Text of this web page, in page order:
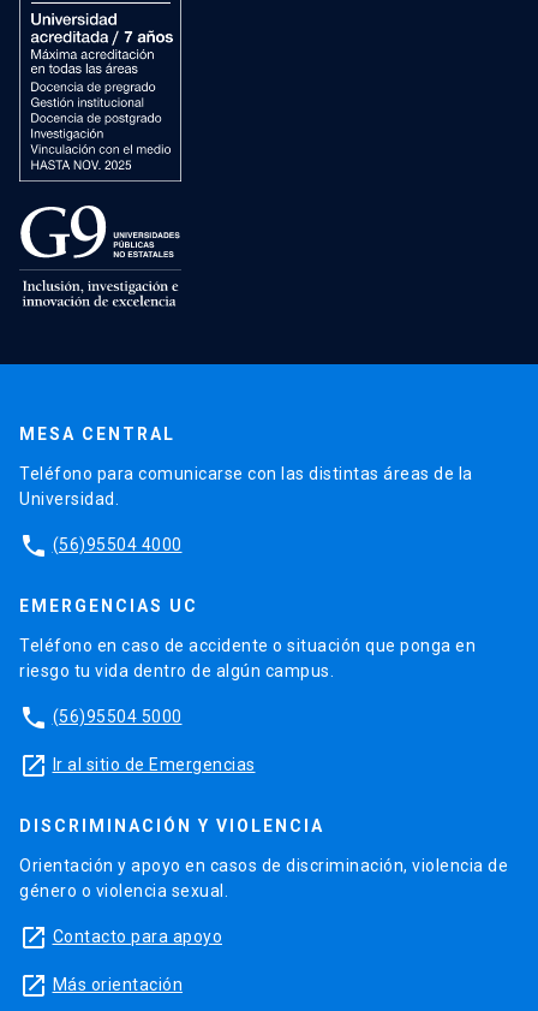
MESA CENTRAL
Teléfono para comunicarse con las distintas áreas de la
Universidad.
phone (56)95504 4000
EMERGENCIAS UC
Teléfono en caso de accidente o situación que ponga en
riesgo tu vida dentro de algún campus.
phone (56)95504 5000
launch Ir al sitio de Emergencias
DISCRIMINACIÓN Y VIOLENCIA
Orientación y apoyo en casos de discriminación, violencia de
género o violencia sexual.
launch Contacto para apoyo
launch Más orientación